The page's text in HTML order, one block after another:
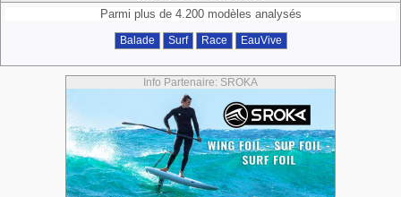
Parmi plus de 4.200 modèles analysés
Balade Surf Race EauVive
Info Partenaire: SROKA